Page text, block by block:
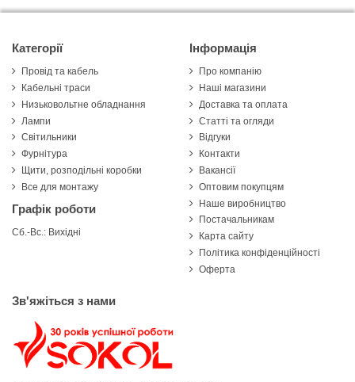
Категорії
Провід та кабель
Кабельні траси
Низьковольтне обладнання
Лампи
Світильники
Фурнітура
Щити, розподільні коробки
Все для монтажу
Графік роботи
Сб.-Вс.: Вихідні
Інформація
Про компанію
Наші магазини
Доставка та оплата
Статті та огляди
Відгуки
Контакти
Вакансії
Оптовим покупцям
Наше виробництво
Постачальникам
Карта сайту
Політика конфіденційності
Оферта
Зв'яжіться з нами